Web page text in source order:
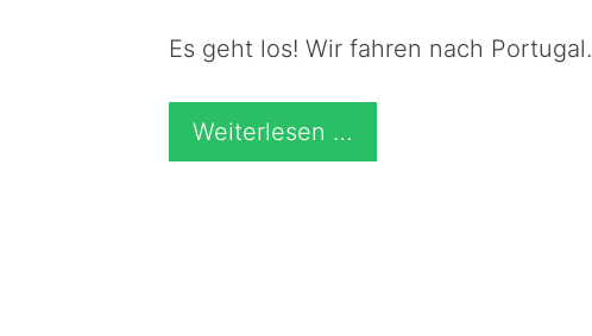
Es geht los! Wir fahren nach Portugal.
Weiterlesen …